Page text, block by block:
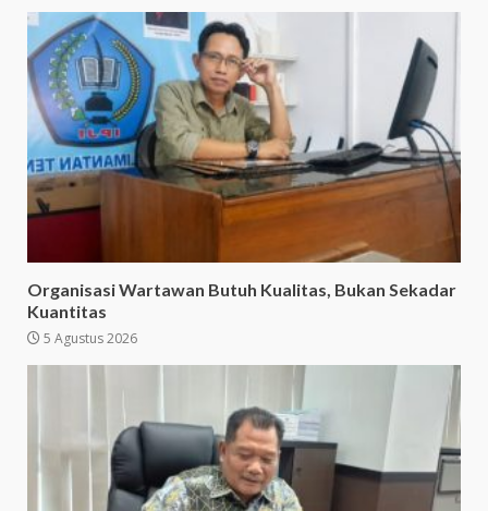
Organisasi Wartawan Butuh Kualitas, Bukan Sekadar
Kuantitas
5 Agustus 2026